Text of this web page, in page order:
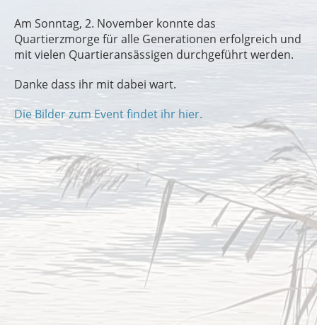
Am Sonntag, 2. November konnte das
Quartierzmorge für alle Generationen erfolgreich und
mit vielen Quartieransässigen durchgeführt werden.
Danke dass ihr mit dabei wart.
Die Bilder zum Event findet ihr hier.